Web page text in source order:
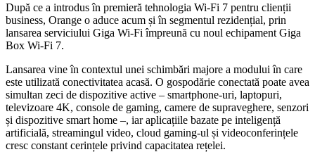
După ce a introdus în premieră tehnologia Wi-Fi 7 pentru clienții
business, Orange o aduce acum și în segmentul rezidențial, prin
lansarea serviciului Giga Wi-Fi împreună cu noul echipament Giga
Box Wi-Fi 7.
Lansarea vine în contextul unei schimbări majore a modului în care
este utilizată conectivitatea acasă. O gospodărie conectată poate avea
simultan zeci de dispozitive active – smartphone-uri, laptopuri,
televizoare 4K, console de gaming, camere de supraveghere, senzori
și dispozitive smart home –, iar aplicațiile bazate pe inteligență
artificială, streamingul video, cloud gaming-ul și videoconferințele
cresc constant cerințele privind capacitatea rețelei.